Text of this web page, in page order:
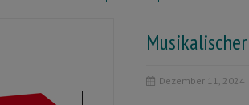
Dezember 11, 2024